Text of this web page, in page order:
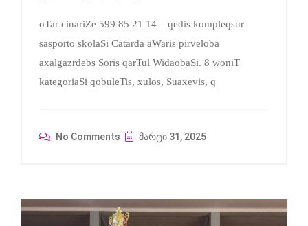
oTar cinariZe 599 85 21 14 – qedis kompleqsur
sasporto skolaSi Catarda aWaris pirveloba
axalgazrdebs Soris qarTul WidaobaSi. 8 woniT
kategoriaSi qobuleTis, xulos, Suaxevis, q
No Comments მარტი 31, 2025